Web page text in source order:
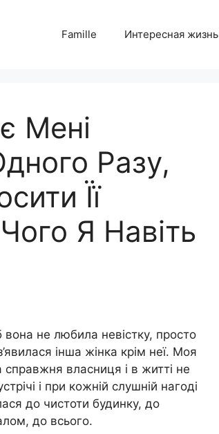
Famille Интересная жизнь
Мені
Разу,
Її
Я Навіть
не любила невістку, просто
інша жінка крім неї. Моя
власниця і в житті не
і при кожній слушній нагоді
до чистоти будинку, до
до всього.